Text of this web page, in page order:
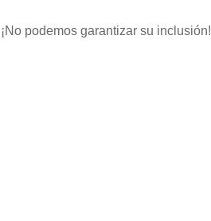
¡No podemos garantizar su inclusión!